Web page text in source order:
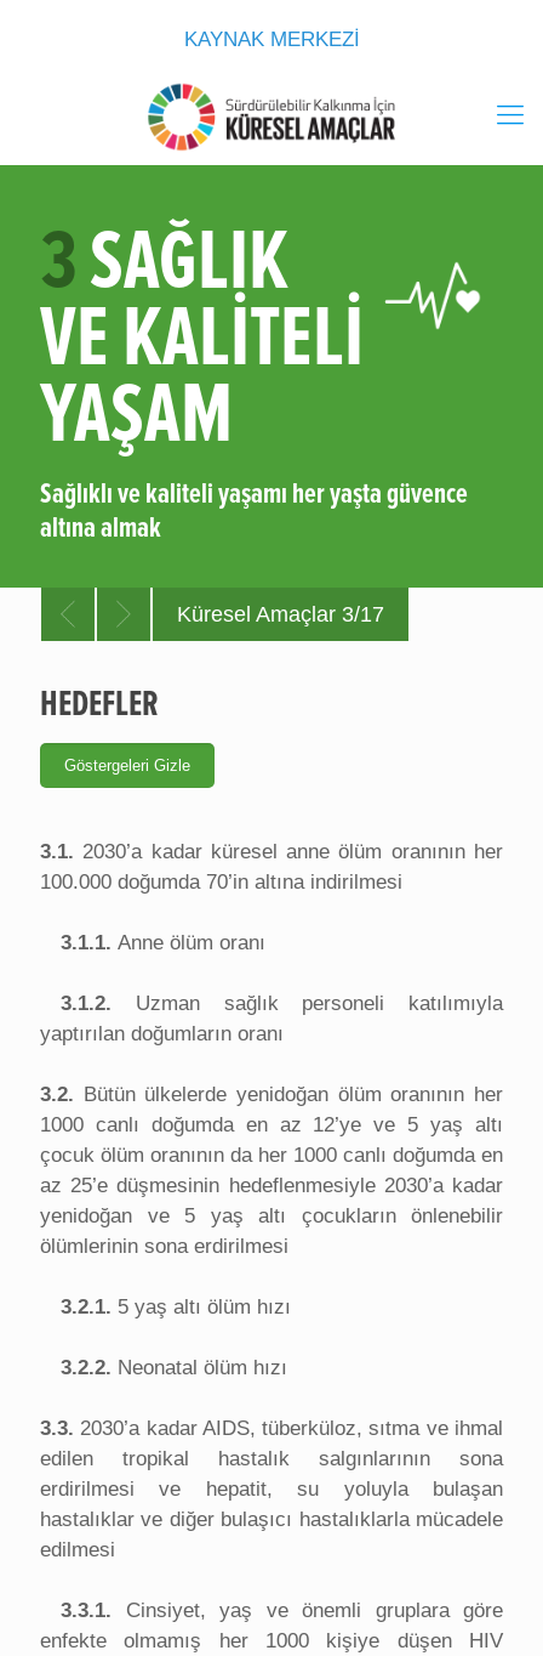
KAYNAK MERKEZİ
3SAĞLIK
VE KALİTELİ
YAŞAM
Sağlıklı ve kaliteli yaşamı her yaşta güvence
altına almak
Küresel Amaçlar 3/17
HEDEFLER
3.1. 2030’a kadar küresel anne ölüm oranının her
100.000 doğumda 70’in altına indirilmesi
3.1.1. Anne ölüm oranı
3.1.2. Uzman sağlık personeli katılımıyla
yaptırılan doğumların oranı
3.2. Bütün ülkelerde yenidoğan ölüm oranının her
1000 canlı doğumda en az 12’ye ve 5 yaş altı
çocuk ölüm oranının da her 1000 canlı doğumda en
az 25’e düşmesinin hedeflenmesiyle 2030’a kadar
yenidoğan ve 5 yaş altı çocukların önlenebilir
ölümlerinin sona erdirilmesi
3.2.1. 5 yaş altı ölüm hızı
3.2.2. Neonatal ölüm hızı
3.3. 2030’a kadar AIDS, tüberküloz, sıtma ve ihmal
edilen tropikal hastalık salgınlarının sona
erdirilmesi ve hepatit, su yoluyla bulaşan
hastalıklar ve diğer bulaşıcı hastalıklarla mücadele
edilmesi
3.3.1. Cinsiyet, yaş ve önemli gruplara göre
enfekte olmamış her 1000 kişiye düşen HIV